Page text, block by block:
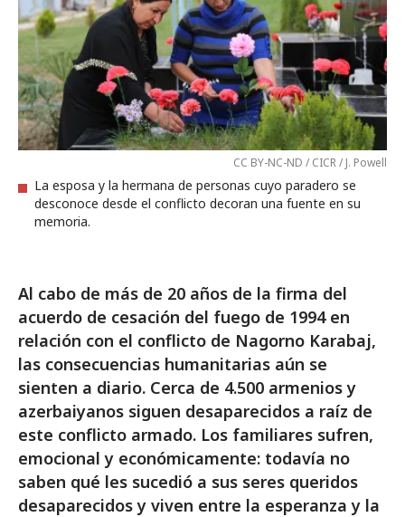
CC BY-NC-ND / CICR / J. Powell
La esposa y la hermana de personas cuyo paradero se
desconoce desde el conflicto decoran una fuente en su
memoria.
Al cabo de más de 20 años de la firma del
acuerdo de cesación del fuego de 1994 en
relación con el conflicto de Nagorno Karabaj,
las consecuencias humanitarias aún se
sienten a diario. Cerca de 4.500 armenios y
azerbaiyanos siguen desaparecidos a raíz de
este conflicto armado. Los familiares sufren,
emocional y económicamente: todavía no
saben qué les sucedió a sus seres queridos
desaparecidos y viven entre la esperanza y la